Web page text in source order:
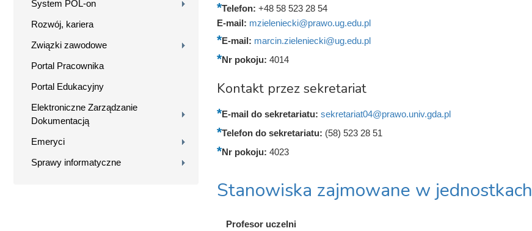
System POL-on
Rozwój, kariera
Związki zawodowe
Portal Pracownika
Portal Edukacyjny
Elektroniczne Zarządzanie
Dokumentacją
Emeryci
Sprawy informatyczne
Telefon: +48 58 523 28 54
E-mail: mzieleniecki@prawo.ug.edu.pl
E-mail: marcin.zieleniecki@ug.edu.pl
Nr pokoju: 4014
Kontakt przez sekretariat
E-mail do sekretariatu: sekretariat04@prawo.univ.gda.pl
Telefon do sekretariatu: (58) 523 28 51
Nr pokoju: 4023
Stanowiska zajmowane w jednostkach
Profesor uczelni